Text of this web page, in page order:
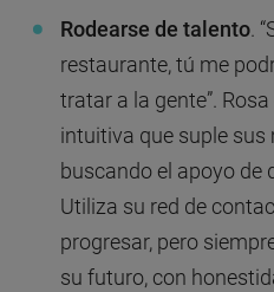
Rodearse de talento.
restaurante, tú me
tratar a la gente”.
intuitiva que suple
buscando el apoyo de
Utiliza su red de
progresar, pero
su futuro, con